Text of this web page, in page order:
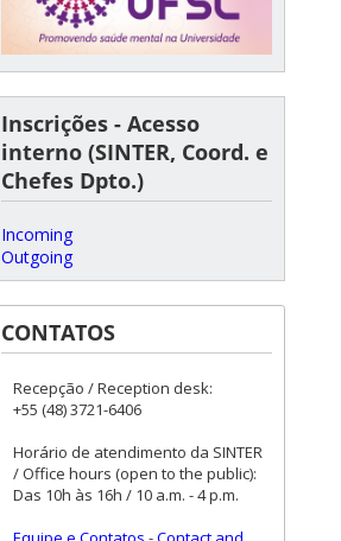
Inscrições - Acesso
interno (SINTER, Coord. e
Chefes Dpto.)
Incoming
Outgoing
CONTATOS
Recepção / Reception desk:
+55 (48) 3721-6406
Horário de atendimento da SINTER
/ Office hours (open to the public):
Das 10h às 16h / 10 a.m. - 4 p.m.